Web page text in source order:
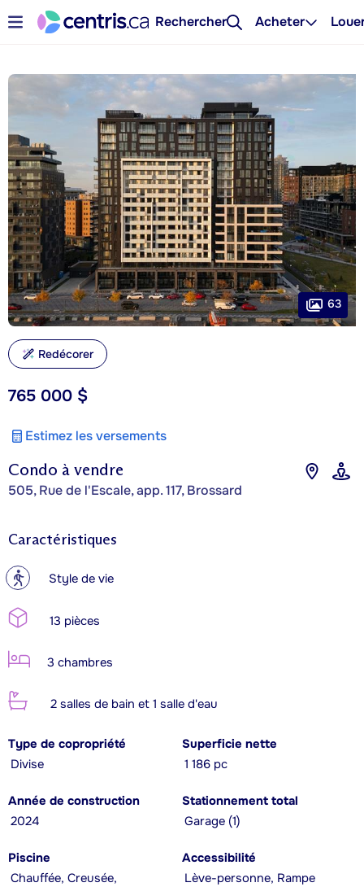
Rechercher Acheter
Condo à vendre
505, Rue de l'Escale, app. 117, Brossard
765 000 $
Estimez les versements
63
Redécorer
Caractéristiques
? Style de vie
13 pièces
3 chambres
2 salles de bain et 1 salle d'eau
Type de copropriété
Divise
Superficie nette
1 186 pc
Année de construction
2024
Stationnement total
Garage (1)
Piscine
Chauffée, Creusée,
Accessibilité
Lève-personne, Rampe